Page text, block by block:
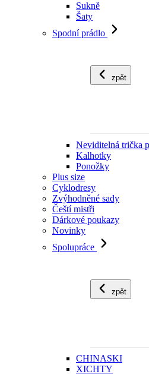
Sukně
Šaty
Spodní prádlo
zpět
Neviditelná trička
Kalhotky
Ponožky
Plus size
Cyklodresy
Zvýhodněné sady
Čeští mistři
Dárkové poukazy
Novinky
Spolupráce
zpět
CHINASKI
XICHTY